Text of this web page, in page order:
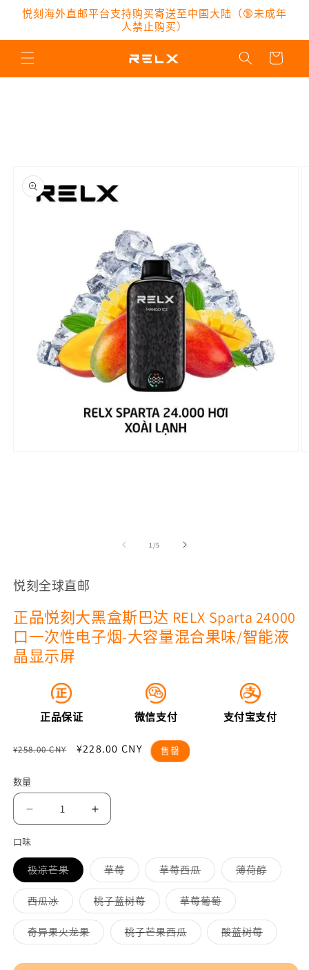
跳到内
容
悦刻海外直邮平台支持购买寄送至中国大陆（🔞未成年
人禁止购买）
购
物
文
1
1//5
悦刻全球直邮
正品悦刻大黑盒斯巴达 RELX Sparta 24000
口一次性电子烟-大容量混合果味/智能液
晶显示屏
正品保证 微信支付 支付宝支付
常
价
格
¥258.00 CNY
促
¥228.00 CNY 售罄
数量
少
正
品
悦
刻
大
黑
盒
正
品
悦
刻
大
黑
盒
口味
极凉芒果多
属
已
售
罄
或
不
可
草莓多
属
性
已
售
罄
或
不
可
草莓西瓜多
属
性
已
售
或
不
薄荷醇多
属
罄
或
不
可
西瓜冰多
属
性
已
售
桃子蓝树莓多
属
性
已
售
草莓葡萄多
属
性
已
售
奇异果火龙果多
属
已
桃子芒果西瓜多
属
已
酸蓝树莓多
属
已